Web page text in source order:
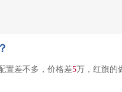
置差不多，价格差5万，红旗的